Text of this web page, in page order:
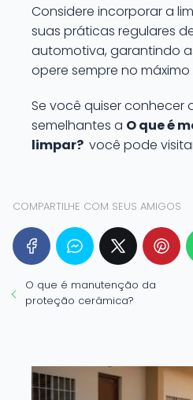
Considere incorporar a
suas práticas regulares
automotiva, garantindo
opere sempre no
Se você quiser conhecer
semelhantes a O que é
limpar? você pode
COMPARTILHE COM SEUS AMIGOS
O que é manutenção da
proteção cerâmica?